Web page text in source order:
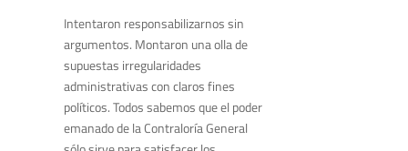
Intentaron responsabilizarnos sin
argumentos. Montaron una olla de
supuestas irregularidades
administrativas con claros fines
políticos. Todos sabemos que el poder
emanado de la Contraloría General